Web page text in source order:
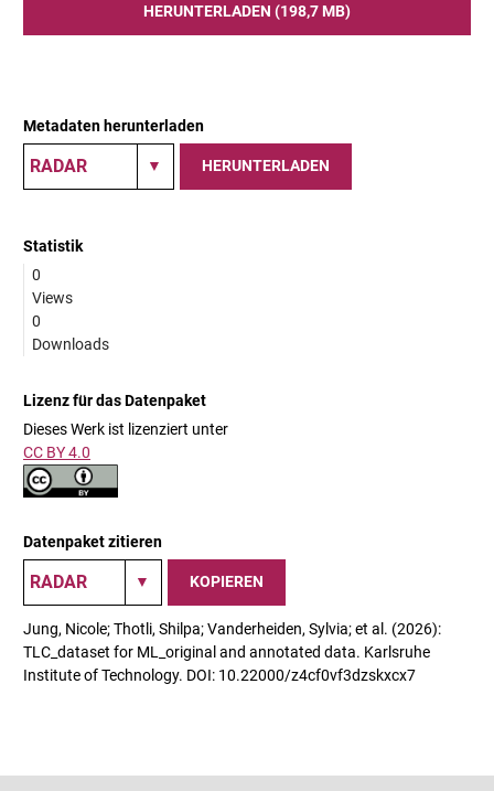
HERUNTERLADEN (198,7 MB)
Metadaten herunterladen
HERUNTERLADEN
Statistik
0
Views
0
Downloads
Lizenz für das Datenpaket
Dieses Werk ist lizenziert unter
CC BY 4.0
Datenpaket zitieren
KOPIEREN
Jung, Nicole; Thotli, Shilpa; Vanderheiden, Sylvia; et al. (2026):
TLC_dataset for ML_original and annotated data. Karlsruhe
Institute of Technology. DOI: 10.22000/z4cf0vf3dzskxcx7